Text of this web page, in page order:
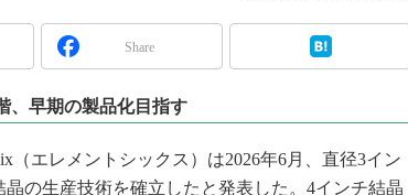
こったこと、次の10年
るアジアの新トレンド
知る
ニア”が仕掛けた社内
Share
、早期の製品化目指す
（エレメントシックス）は2026年6月、直径3イン
の生産技術を確立したと発表した。4インチ結晶